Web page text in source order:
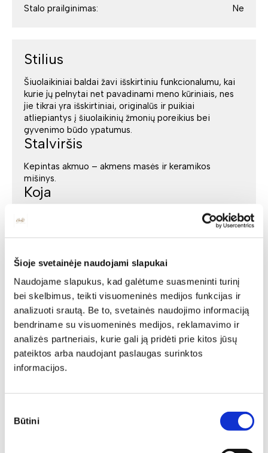
Šioje svetainėje naudojami slapukai
Naudojame slapukus, kad galėtume suasmeninti turinį
bei skelbimus, teikti visuomeninės medijos funkcijas ir
analizuoti srautą. Be to, svetainės naudojimo informaciją
bendriname su visuomeninės medijos, reklamavimo ir
analizės partneriais, kurie gali ją pridėti prie kitos jūsų
pateiktos arba naudojant paslaugas surinktos
informacijos.
pasirinkimas
Būtini
Stalo prailginimas:
Ne
Stilius
Šiuolaikiniai baldai žavi išskirtiniu funkcionalumu, kai
kurie jų pelnytai net pavadinami meno kūriniais, nes
jie tikrai yra išskirtiniai, originalūs ir puikiai
atliepiantys į šiuolaikinių žmonių poreikius bei
gyvenimo būdo ypatumus.
Stalviršis
Kepintas akmuo – akmens masės ir keramikos
mišinys.
Koja
Tags:
LENKIŠKI BALDAI
MADINGI SVETAINĖS BALDAI
KOKYBIŠKI SVETAINĖS BALDAI
GRAŽŪS SVETAINĖS BALDAI
LENKIŠKI SVETAINĖS BALDAI
SVETAINĖS BALDAI
MAŽI STALIUKAI
KAVOS STALIUKAI
STALIUKAI SVETAINEI
ŽURNALINIAI STALIUKAI